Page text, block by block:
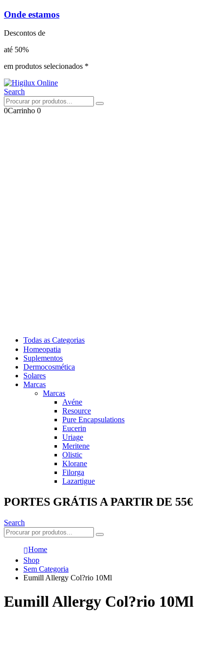
Onde estamos
Descontos de
até 50%
em produtos selecionados *
Search
0Carrinho 0
Todas as Categorias
Homeopatia
Suplementos
Dermocosmética
Solares
Marcas
Marcas
Avéne
Resource
Pure Encapsulations
Eucerin
Uriage
Meritene
Olistic
Klorane
Filorga
Lazartigue
PORTES GRÁTIS A PARTIR DE 55€
Search
Home
Shop
Sem Categoria
Eumill Allergy Col?rio 10Ml
Eumill Allergy Col?rio 10Ml